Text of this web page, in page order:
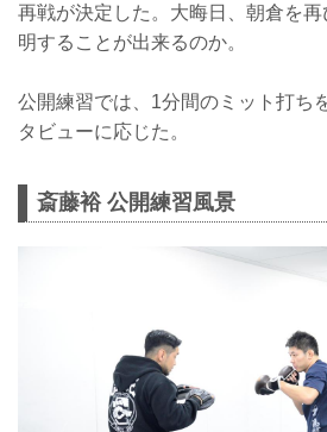
再戦が決定した。大晦日、朝倉を
明することが出来るのか。
公開練習では、1分間のミット打ち
タビューに応じた。
斎藤裕 公開練習風景